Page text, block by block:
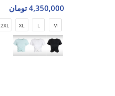
4,350,000 تومان
M
L
XL
2XL